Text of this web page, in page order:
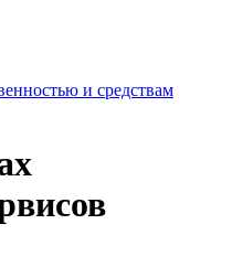
и средствам